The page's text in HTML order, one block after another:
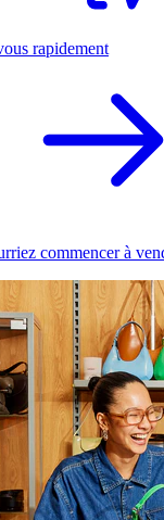
rapidement
commencer à